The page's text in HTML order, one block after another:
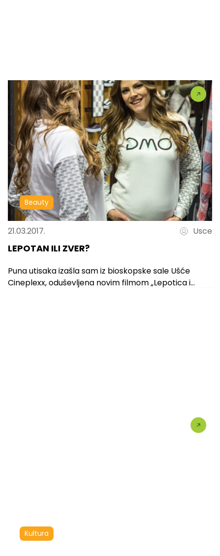
Beauty
21.03.2017. Usce
LEPOTAN ILI ZVER?
Puna utisaka izašla sam iz bioskopske sale Ušće
Cineplexx, oduševljena novim filmom „Lepotica i
Kultura